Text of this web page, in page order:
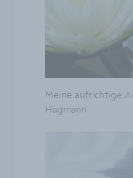
Meine aufrichtige
Hagmann